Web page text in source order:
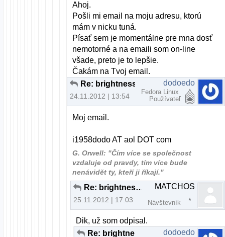
Ahoj.
Pošli mi email na moju adresu, ktorú
mám v nicku tuná.
Písať sem je momentálne pre mna dosť
nemotorné a na emaili som on-line
všade, preto je to lepšie.
Čakám na Tvoj email.
24.11.2012 | 13:54
dodoedo
Fedora Linux
Používateľ
Moj email.
i1958dodo AT aol DOT com
G. Orwell: "Čím více se společnost
vzdaluje od pravdy, tím více bude
nenávidět ty, kteří ji říkají."
Re: brightness fedora nefunkcne fn klavesy
25.11.2012 | 17:03
MATCHOS
Návštevník
Dik, už som odpisal.
dodoedo